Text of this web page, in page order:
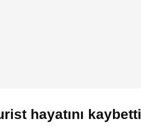
hayatını kaybetti